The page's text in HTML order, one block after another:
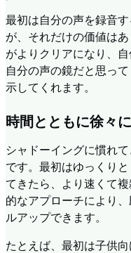
最初は自分の声を録音
が、それだけの価値は
がよりクリアになり、
自分の声の鏡だと思っ
示してくれます。
時間とともに徐々
シャドーイングに慣れ
です。最初はゆっくり
てきたら、より速くて
的なアプローチにより
ルアップできます。
たとえば、最初は子供